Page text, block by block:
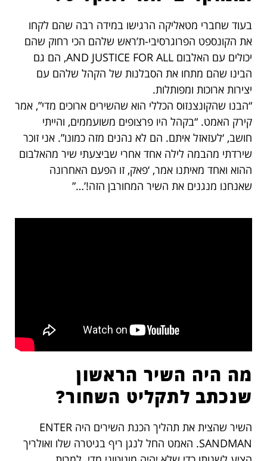
בעוד שחברי מטאליקה הרגישו במידה רבה שהם לקחו
את הקונספט הפרוגרסיבי-ת’ראש שלהם הכי רחוק שהם
יכולים עם האלבום AND JUSTICE FOR ALL, הם גם
הבינו שהם מתחו את הסבלנות של הקהל שלהם עם
יצירות ארוכות ומפותלות.
“הבנו שהקונצנזוס הכללי הוא שהשירים ארוכים מדי”, אמר
קירק האמט. “בקהל היו פרצופים משועממים, והייתי
חושב, ‘לעזאזל איתם. הם לא נהנים מזה כמונו”. אני זוכר
שירדתי מהבמה לילה אחד אחרי שביצעתי שיר מהאלבום
ההוא ואחד מאיתנו אמר, ‘פאק, זו הפעם האחרונה
שאנחנו מנגנים את השיר המחורבן הזה!’…”
מה היה השיר הראשון
שנכתב לתקליט השחור?
השיר שהצית את תהליך הכנת השירים היה ENTER
SANDMAN. האמט החל לנגן ריף בגיטרה שלו ואולריך